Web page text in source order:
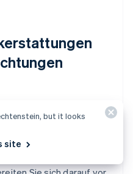
können Kundinnen
beantragen, wenn ein
zwar mehr
but it looks
site